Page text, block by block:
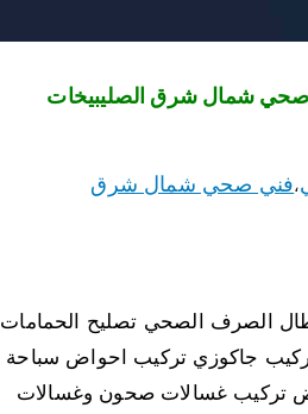
،فني صحي شمال شرق
الصرف الصحي تصليح الحمامات
جاكوزي تركيب احواض سباحة
تركيب غسالات صحون وغسالات